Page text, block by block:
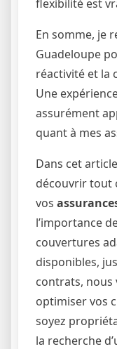
flexibilité est
En somme, je
Guadeloupe
réactivité et la
Une
assurément
quant à mes
Dans cet
découvrir tout
vos
l’importance
couvertures
disponibles,
contrats,
optimiser vos
soyez
la recherche